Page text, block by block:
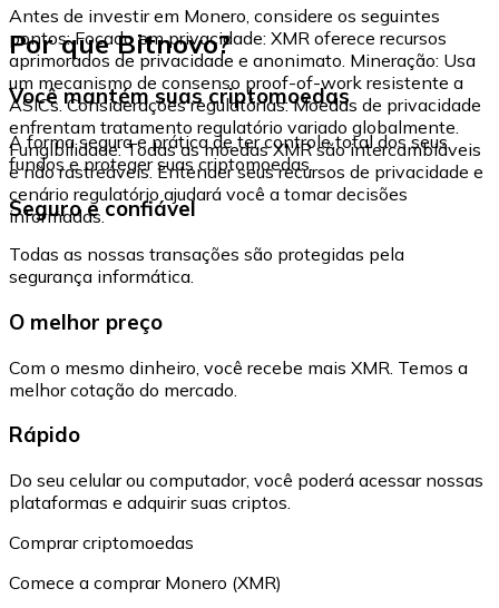
Antes de investir em Monero, considere os seguintes
pontos: Focado em privacidade: XMR oferece recursos
aprimorados de privacidade e anonimato. Mineração: Usa
um mecanismo de consenso proof-of-work resistente a
ASICs. Considerações regulatórias: Moedas de privacidade
enfrentam tratamento regulatório variado globalmente.
Fungibilidade: Todas as moedas XMR são intercambiáveis
e não rastreáveis. Entender seus recursos de privacidade e
cenário regulatório ajudará você a tomar decisões
informadas.
Por que Bitnovo?
Você mantém suas criptomoedas
A forma segura e prática de ter controle total dos seus
fundos e proteger suas criptomoedas.
Seguro e confiável
Todas as nossas transações são protegidas pela
segurança informática.
O melhor preço
Com o mesmo dinheiro, você recebe mais XMR. Temos a
melhor cotação do mercado.
Rápido
Do seu celular ou computador, você poderá acessar nossas
plataformas e adquirir suas criptos.
Comprar criptomoedas
Comece a comprar Monero (XMR)